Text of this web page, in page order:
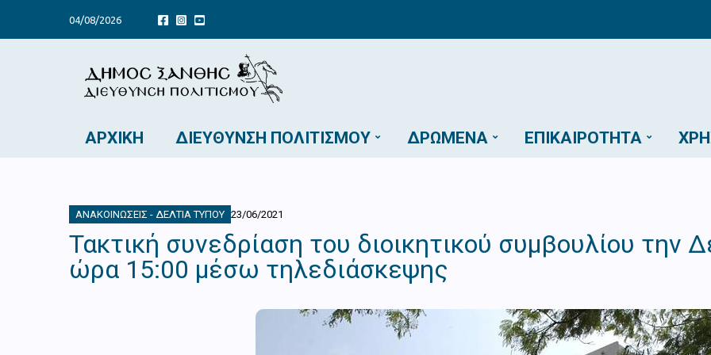
04/08/2026
ΑΡΧΙΚΉ ΔΙΕΎΘΥΝΣΗ ΠΟΛΙΤΙΣΜΟΎ ΔΡΏΜΕΝΑ ΕΠΙΚΑΙΡΌΤΗΤΑ
ΑΝΑΚΟΙΝΏΣΕΙΣ - ΔΕΛΤΊΑ ΤΎΠΟΥ 23/06/2021
Τακτική συνεδρίαση του διοικητικού συμβουλίου την
ώρα 15:00 μέσω τηλεδιάσκεψης